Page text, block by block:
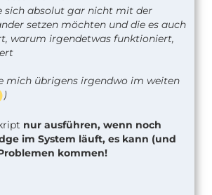
sich absolut gar nicht mit der
setzen möchten und die es auch
warum irgendetwas funktioniert,
mich übrigens irgendwo im weiten
)
nur ausführen, wenn noch
im System läuft, es kann (und
kommen!